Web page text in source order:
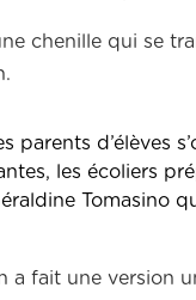
chenille qui se
parents d’élèves
les écoliers
Tomasino
a fait une version